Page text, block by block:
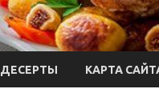
ДЕСЕРТЫ КАРТА